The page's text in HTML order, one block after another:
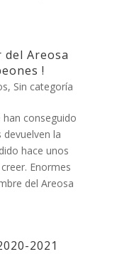
del Areosa
!
, Sin categoría
han conseguido
la
hace unos
Enormes
del Areosa
2021